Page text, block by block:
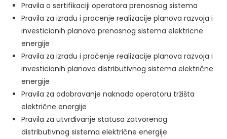
Pravila o sertifikaciji operatora prenosnog sistema
Pravila za izradu i pracenje realizacije planova razvoja i
investicionih planova prenosnog sistema elektricne
energije
Pravila za izradu i praćenje realizacije planova razvoja i
investicionih planova distributivnog sistema električne
energije
Pravila za odobravanje naknada operatoru tržišta
električne energije
Pravila za utvrđivanje statusa zatvorenog
distributivnog sistema električne energije